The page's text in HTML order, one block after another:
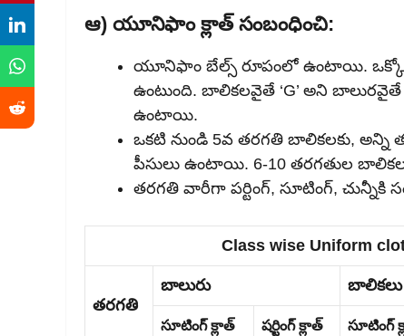
ఆ) యూనిఫాం క్లాత్ సంబంధించి:
యూనిఫాం బేల్స్ రూపంలో ఉంటాయి. ఒక్కో
ఉంటుంది. బాలికలవైతే ‘G’ అని
ఉంటాయి.
ఒకటి నుండి 5వ తరగతి బాలికలకు, అన్ని
పీసులు ఉంటాయి. 6-10 తరగతుల
తరగతి వారీగా పర్టింగ్, సూటింగ్,
Class wise Uniform
తరగతి
బాలురు బాలికలు
సూటింగ్ క్లాత్ షర్టింగ్ క్లాత్ సూటింగ్